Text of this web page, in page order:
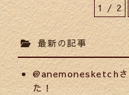
1 / 2
最新の記事
@anemonesketchさ
た！